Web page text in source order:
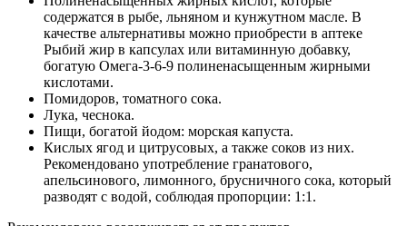
содержатся в рыбе, льняном и кунжутном масле. В
качестве альтернативы можно приобрести в аптеке
Рыбий жир в капсулах или витаминную добавку,
богатую Омега-3-6-9 полиненасыщенным жирными
кислотами.
Помидоров, томатного сока.
Лука, чеснока.
Пищи, богатой йодом: морская капуста.
Кислых ягод и цитрусовых, а также соков из них.
Рекомендовано употребление гранатового,
апельсинового, лимонного, брусничного сока, который
разводят с водой, соблюдая пропорции: 1:1.